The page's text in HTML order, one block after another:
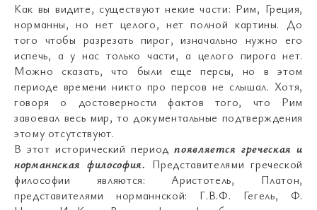
Как вы видите, существуют некие части: Рим, Греция,
норманны, но нет целого, нет полной картины. До
того чтобы разрезать пирог, изначально нужно его
испечь, а у нас только части, а целого пирога нет.
Можно сказать, что были еще персы, но в этом
периоде времени никто про персов не слышал. Хотя,
говоря о достоверности фактов того, что Рим
завоевал весь мир, то документальные подтверждения
этому отсутствуют.
В этот исторический периодпоявляется греческая и
норманнская философия. Представителями греческой
философии являются: Аристотель, Платон,
представителями норманнской: Г.В.Ф. Гегель, Ф.